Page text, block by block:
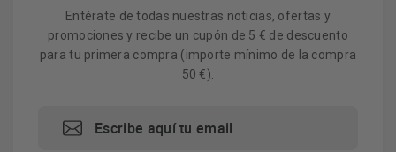
Entérate de todas nuestras noticias, ofertas y
promociones y recibe un cupón de 5 € de descuento
para tu primera compra (importe mínimo de la compra
50 €).